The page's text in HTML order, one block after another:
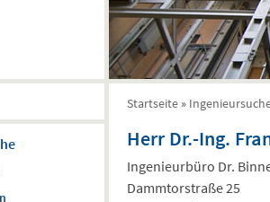
Startseite »
Herr Dr.-Ing.
Ingenieurbüro Dr.
Dammtorstraße 25